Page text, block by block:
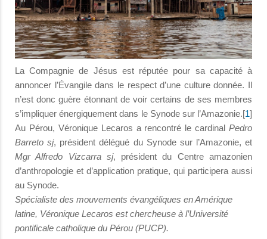
La Compagnie de Jésus est réputée pour sa capacité à
annoncer l’Évangile dans le respect d’une culture donnée. Il
n’est donc guère étonnant de voir certains de ses membres
s’impliquer énergiquement dans le Synode sur l’Amazonie.[1]
Au Pérou, Véronique Lecaros a rencontré le cardinal Pedro
Barreto sj, président délégué du Synode sur l’Amazonie, et
Mgr Alfredo Vizcarra sj, président du Centre amazonien
d’anthropologie et d’application pratique, qui participera aussi
au Synode.
Spécialiste des mouvements évangéliques en Amérique
latine, Véronique Lecaros est chercheuse à l’Université
pontificale catholique du Pérou (PUCP).